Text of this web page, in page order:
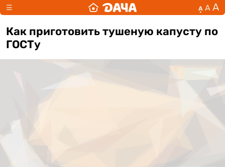
☰ А А А
Как приготовить тушеную капусту по
ГОСТу